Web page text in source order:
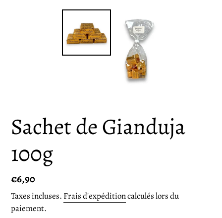
Sachet de Gianduja
100g
Prix
normal
€6,90
Taxes incluses. Frais d'expéditioncalculés lors du
paiement.